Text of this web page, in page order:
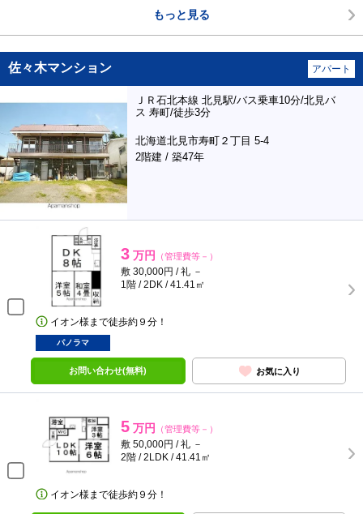
もっと見る
佐々木マンション アパート
ＪＲ石北本線 北見駅/バス乗車10分/北見バ
ス 寿町/徒歩3分
北海道北見市寿町２丁目 5-4
2階建 / 築47年
3 万円 （管理費等－）
敷 30,000円 / 礼 －
1階 / 2DK / 41.41㎡
イオン様まで徒歩約９分！
パノラマ
お問い合わせ(無料) お気に入り
5 万円 （管理費等－）
敷 50,000円 / 礼 －
2階 / 2LDK / 41.41㎡
イオン様まで徒歩約９分！